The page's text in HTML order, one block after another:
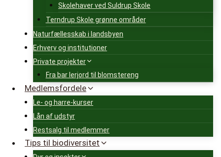
Skolehaver ved Suldrup Skole
Terndrup Skole grønne områder
Naturfællesskab i landsbyen
Erhverv og institutioner
Private projekter
Fra bar lerjord til blomstereng
Medlemsfordele
Le- og harre-kurser
Lån af udstyr
Restsalg til medlemmer
Tips til biodiversitet